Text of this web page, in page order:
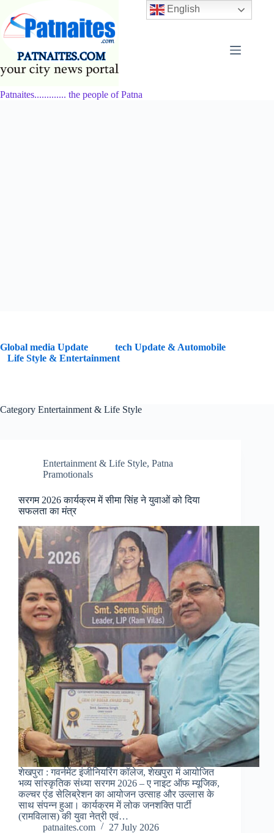
content
Patnaites............. the people of Patna
Global media Update
tech Update & Automobile
Life Style & Entertainment
Category Entertainment & Life Style
Entertainment & Life Style, Patna
Pramotionals
सरगम 2026 कार्यक्रम में सीमा सिंह ने युवाओं को दिया
सफलता का मंत्र
शेखपुरा : गवर्नमेंट इंजीनियरिंग कॉलेज, शेखपुरा में आयोजित
भव्य सांस्कृतिक संध्या सरगम 2026 – ए नाइट ऑफ म्यूजिक,
कल्चर एंड सेलिब्रेशन का आयोजन उत्साह और उल्लास के
साथ संपन्न हुआ। कार्यक्रम में लोक जनशक्ति पार्टी
(रामविलास) की युवा नेत्री एवं…
patnaites.com
27 July 2026
English